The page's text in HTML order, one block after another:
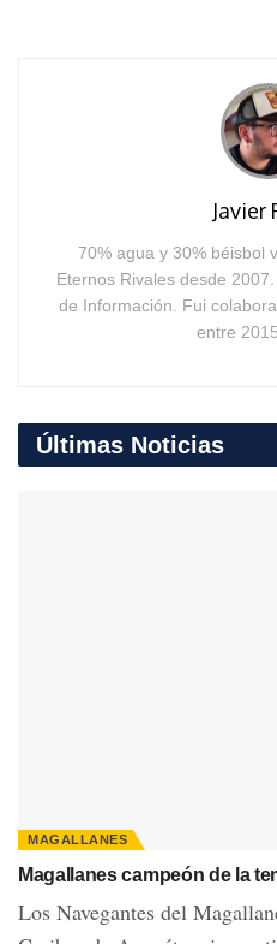
Javier
70% agua y 30% béisbol
Eternos Rivales desde
de Información. Fui
entre
Últimas Noticias
MAGALLANES
Magallanes campeón de la
Los Navegantes del